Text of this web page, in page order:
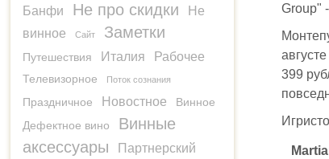
Group"
399
Банфи Не про скидки
Не
винное
Сайт Заметки
Путешествия Италия Рабочее
Телевизорное Поток сознания
Праздничное Новостное
Винное
Дефектное вино
Винные
аксессуары
Партнерский